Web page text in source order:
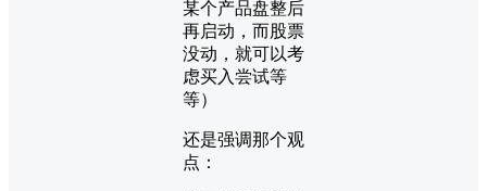
某个产品盘整后
再启动，而股票
没动，就可以考
虑买入尝试等
等）
还是强调那个观
点：